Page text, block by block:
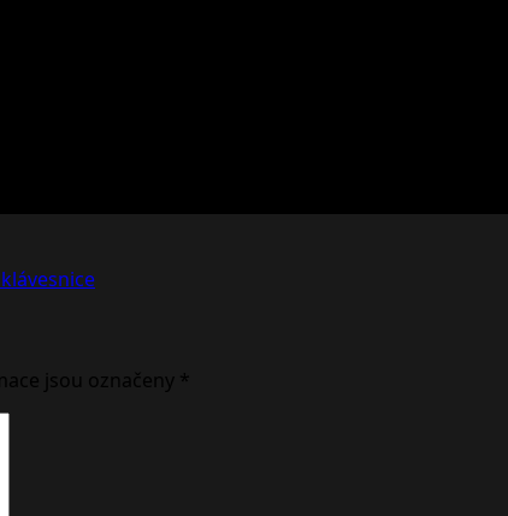
jsou označeny *